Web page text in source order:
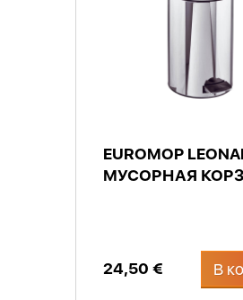
EUROMOP
МУСОРНАЯ
24,50 € В